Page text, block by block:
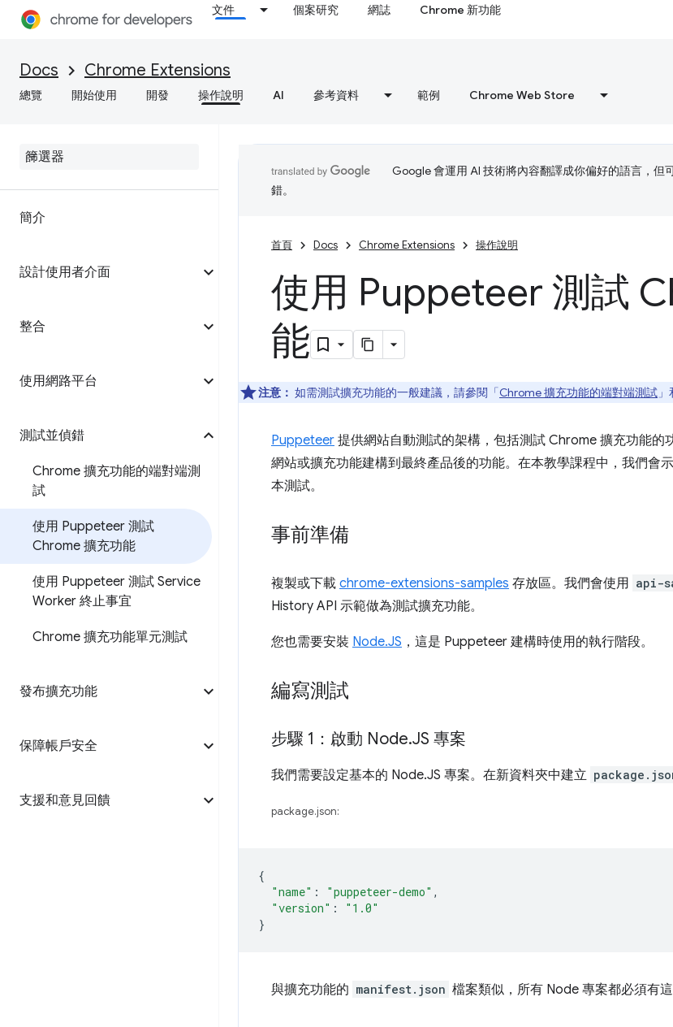
文件 個案研究 網誌 Chrome 新功能
Docs Chrome Extensions
總覽 開始使用 開發 操作說明 AI 參考資料 範例 Chrome Web Store
簡介
設計使用者介面
整合
使用網路平台
測試並偵錯
Chrome 擴充功能的端對端測
試
使用 Puppeteer 測試
Chrome 擴充功能
使用 Puppeteer 測試 Service
Worker 終止事宜
Chrome 擴充功能單元測試
發布擴充功能
保障帳戶安全
支援和意見回饋
Google 會運用 AI 技術將內容翻譯成你偏好的語言，但
錯。
首頁 Docs Chrome Extensions 操作說明
使用 Puppeteer 測試
能
注意： 如需測試擴充功能的一般建議，請參閱「Chrome 擴充功能的端對端測試
Puppeteer 提供網站自動測試的架構，包括測試 Chrome 擴充功能的
網站或擴充功能建構到最終產品後的功能。在本教學課程中，我們會
本測試。
事前準備
複製或下載 chrome-extensions-samples 存放區。我們會使用 api-
History API 示範做為測試擴充功能。
您也需要安裝 Node.JS ，這是 Puppeteer 建構時使用的執行階段。
編寫測試
步驟 1：啟動 Node.JS 專案
我們需要設定基本的 Node.JS 專案。在新資料夾中建立
package.json:
{
"name" : "puppeteer-demo" ,
"version" :
"1.0"
}
與擴充功能的 manifest.json 檔案類似，所有 Node 專案都必須有這